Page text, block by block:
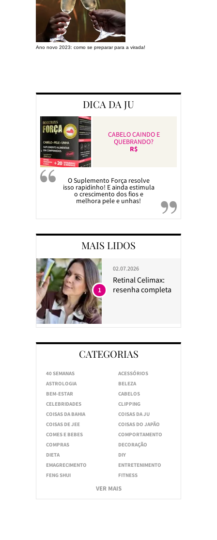
Ano novo 2023: como se preparar para a virada!
DICA DA JU
CABELO CAINDO E
QUEBRANDO?
R$
O Suplemento Força resolve
isso rapidinho! E ainda estimula
o crescimento dos fios e
melhora pele e unhas!
MAIS LIDOS
02.07.2026
Retinal Celimax:
resenha completa
1
CATEGORIAS
40 SEMANAS
ACESSÓRIOS
ASTROLOGIA
BELEZA
BEM-ESTAR
CABELOS
CELEBRIDADES
CLIPPING
COISAS DA BAHIA
COISAS DA JU
COISAS DE JEE
COISAS DO JAPÃO
COMES E BEBES
COMPORTAMENTO
COMPRAS
DECORAÇÃO
DIETA
DIY
EMAGRECIMENTO
ENTRETENIMENTO
FENG SHUI
FITNESS
VER MAIS